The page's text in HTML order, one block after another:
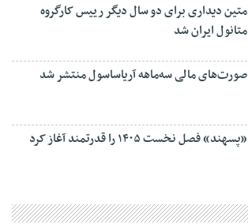
متین دیداری برای دو سال دیگر رییس کارگروه
متانول ایران شد
صورت‌های مالی سه‌ماهه آریاساسول منتشر شد
«پسهند» فصل نخست ۱۴۰۵ را قدرتمند آغاز کرد